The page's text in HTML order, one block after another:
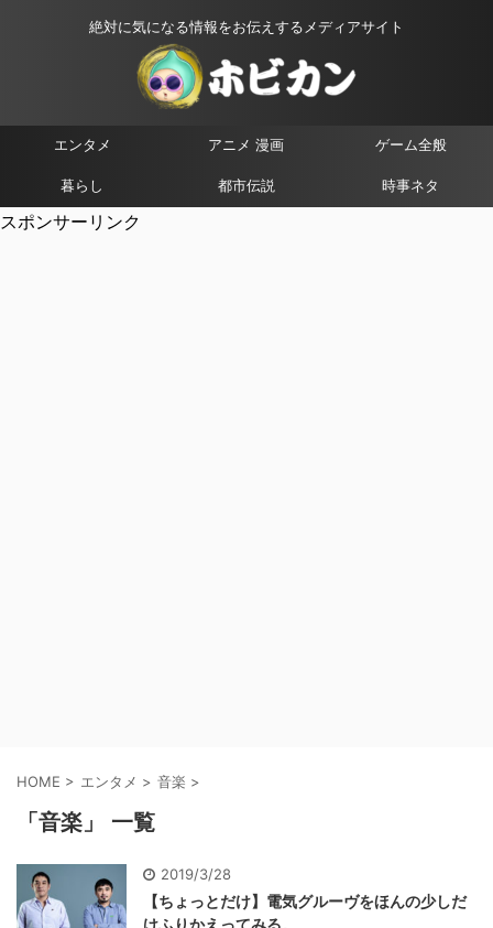
絶対に気になる情報をお伝えするメディアサイト
エンタメ アニメ 漫画 ゲーム全般
暮らし 都市伝説 時事ネタ
スポンサーリンク
HOME > エンタメ > 音楽 >
「音楽」 一覧
2019/3/28
【ちょっとだけ】電気グルーヴをほんの少しだ
けふりかえってみる。